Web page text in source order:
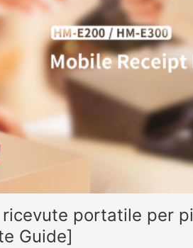
portatile per
Guide]